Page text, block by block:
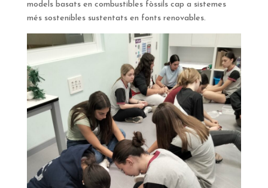
models basats en combustibles fòssils cap a sistemes
més sostenibles sustentats en fonts renovables.